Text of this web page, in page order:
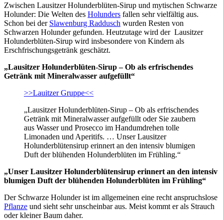
Zwischen Lausitzer Holunderblüten-Sirup und mytischen Schwarze
Holunder: Die Welten des Holunders fallen sehr vielfältig aus.
Schon bei der Slawenburg Raddusch wurden Resten von
Schwarzen Holunder gefunden. Heutzutage wird der Lausitzer
Holunderblüten-Sirup wird insbesondere von Kindern als
Erschfrischungsgetränk geschätzt.
„Lausitzer Holunderblüten-Sirup – Ob als erfrischendes
Getränk mit Mineralwasser aufgefüllt“
>>Lauitzer Gruppe<<
„Lausitzer Holunderblüten-Sirup – Ob als erfrischendes
Getränk mit Mineralwasser aufgefüllt oder Sie zaubern
aus Wasser und Prosecco im Handumdrehen tolle
Limonaden und Aperitifs. … Unser Lausitzer
Holunderblütensirup erinnert an den intensiv blumigen
Duft der blühenden Holunderblüten im Frühling.“
„Unser Lausitzer Holunderblütensirup erinnert an den intensiv
blumigen Duft der blühenden Holunderblüten im Frühling“
Der Schwarze Holunder ist im allgemeinen eine recht anspruchslose
Pflanze und sieht sehr unscheinbar aus. Meist kommt er als Strauch
oder kleiner Baum daher.